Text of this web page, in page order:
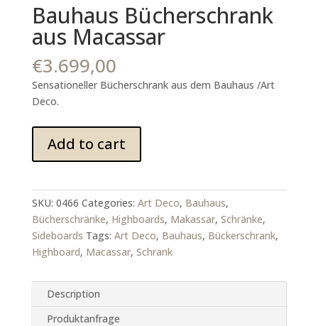
Bauhaus Bücherschrank
aus Macassar
€3.699,00
Sensationeller Bücherschrank aus dem Bauhaus /Art
Deco.
Bücherschrank
aus
quantity
Add to cart
SKU: 0466 Categories: Art Deco, Bauhaus,
Bücherschränke, Highboards, Makassar, Schränke,
Sideboards Tags: Art Deco, Bauhaus, Bückerschrank,
Highboard, Macassar, Schrank
Description
Produktanfrage